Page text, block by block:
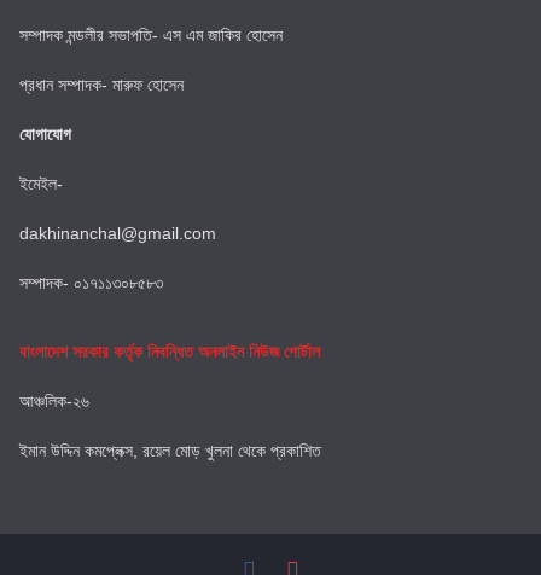
সম্পাদক মন্ডলীর সভাপতি- এস এম জাকির হোসেন
প্রধান সম্পাদক- মারুফ হোসেন
যোগাযোগ
ইমেইল-
dakhinanchal@gmail.com
সম্পাদক- ০১৭১১৩০৮৫৮৩
বাংলাদেশ সরকার কর্তৃক নিবন্ধিত অনলাইন নিউজ পোর্টাল
আঞ্চলিক-২৬
ইমান উদ্দিন কমপ্লেক্স, রয়েল মোড় খুলনা থেকে প্রকাশিত